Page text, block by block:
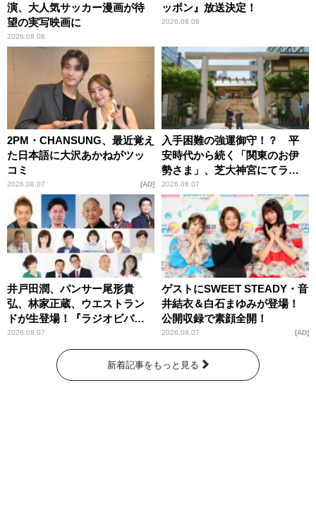
演、大人気サッカー漫画が待
望の実写映画に
2026.08.08
ッポン』放送決定！
2026.08.08
2PM・CHANSUNG、最近覚え
た日本語に大沢あかねがツッ
コミ
2026.08.07 AD
入手困難の強運御守！？ 平
安時代から続く「関東のお伊
勢さま」、芝大神宮にてラン
パンプスが合格祈願！
2026.08.07
井戸田潤、パンサー尾形貴
弘、林家正蔵、ウエストラン
ドが生登場！『ラジオビバリ
ー昼ズ』
2026.08.07
ゲストにSWEET STEADY・音
井結衣＆白石まゆみが登場！
公開収録で素顔全開！
2026.08.07 AD
新着記事をもっと見る